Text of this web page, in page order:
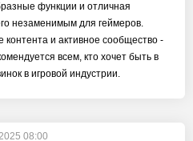
функции и отличная
незаменимым для геймеров.
контента и активное сообщество -
всем, кто хочет быть в
в игровой индустрии.
08:00